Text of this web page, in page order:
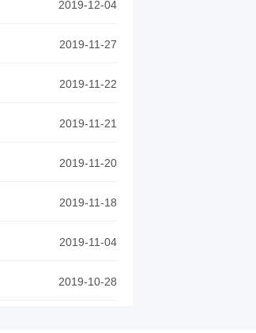
2019-12-04
2019-11-27
2019-11-22
2019-11-21
2019-11-20
2019-11-18
2019-11-04
2019-10-28